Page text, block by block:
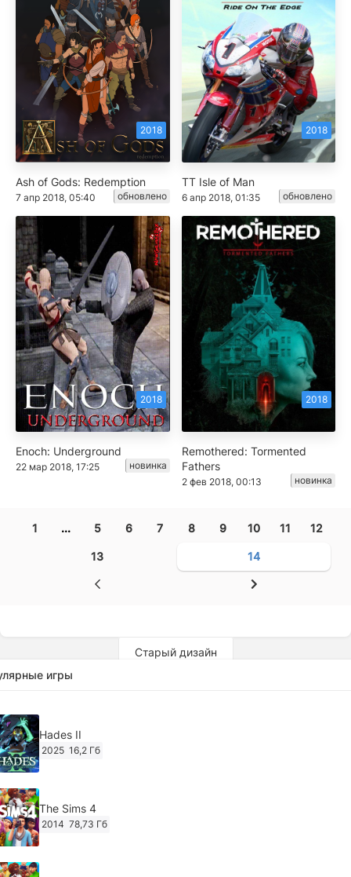
2018
Ash of Gods: Redemption
7 апр 2018, 05:40 обновлено
2018
TT Isle of Man
6 апр 2018, 01:35 обновлено
2018
Enoch: Underground
22 мар 2018, 17:25 новинка
2018
Remothered: Tormented
Fathers
2 фев 2018, 00:13 новинка
1 ... 5 6 7 8 9 10 11 12
13 14
Старый дизайн
игры
Hades II
2025 16,2 Гб
The Sims 4
2014 78,73 Гб